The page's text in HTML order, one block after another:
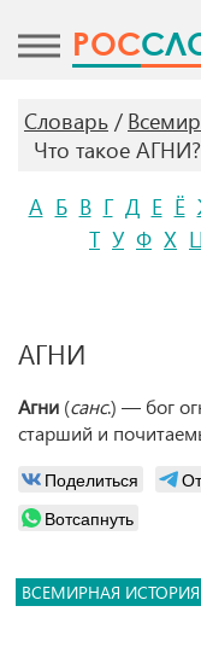
POC
Словарь
Что такое АГНИ?
А Б В Г Д Е Ё
Т У Ф Х
АГНИ
Агни (санс.) — бог
старший и
Поделиться
Вотсапнуть
ВСЕМИРНАЯ ИСТОРИЯ